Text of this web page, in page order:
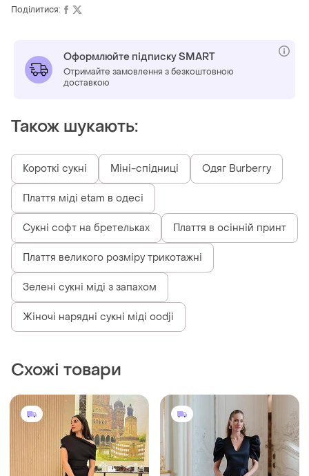
Поділитися:
Оформлюйте підписку SMART
Отримайте замовлення з безкоштовною
доставкою
Також шукають:
Короткі сукні Міні-спідниці Одяг Burberry
Плаття міді etam в одесі
Сукні софт на бретельках Плаття в осінній принт
Плаття великого розміру трикотажні
Зелені сукні міді з запахом
Жіночі нарядні сукні міді oodji
Схожі товари